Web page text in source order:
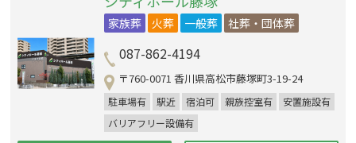
家族葬 火葬 一般葬 社葬・団体葬
087-862-4194
〒760-0071 香川県高松市藤塚町3-19-24
駐車場有 駅近 宿泊可 親族控室有
安置施設有
バリアフリー設備有